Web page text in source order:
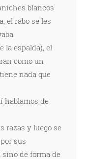
blancos
el rabo se les
la espalda), el
como un
nada que
hablamos de
razas y luego se
sus
sino de forma de